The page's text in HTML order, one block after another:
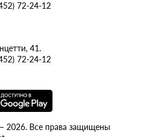
72-24-12
41.
72-24-12
2026. Все права защищены